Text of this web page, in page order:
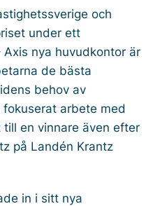
och
under ett
nya huvudkontor är
de bästa
behov av
arbete med
en vinnare även efter
på Landén Krantz
in i sitt nya